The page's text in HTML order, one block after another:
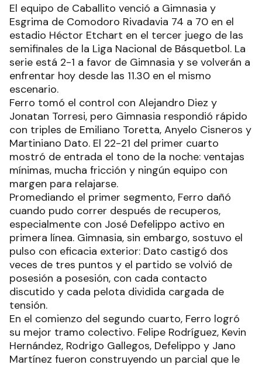
El equipo de Caballito venció a Gimnasia y
Esgrima de Comodoro Rivadavia 74 a 70 en el
estadio Héctor Etchart en el tercer juego de las
semifinales de la Liga Nacional de Básquetbol. La
serie está 2-1 a favor de Gimnasia y se volverán a
enfrentar hoy desde las 11.30 en el mismo
escenario.
Ferro tomó el control con Alejandro Diez y
Jonatan Torresi, pero Gimnasia respondió rápido
con triples de Emiliano Toretta, Anyelo Cisneros y
Martiniano Dato. El 22-21 del primer cuarto
mostró de entrada el tono de la noche: ventajas
mínimas, mucha fricción y ningún equipo con
margen para relajarse.
Promediando el primer segmento, Ferro dañó
cuando pudo correr después de recuperos,
especialmente con José Defelippo activo en
primera línea. Gimnasia, sin embargo, sostuvo el
pulso con eficacia exterior: Dato castigó dos
veces de tres puntos y el partido se volvió de
posesión a posesión, con cada contacto
discutido y cada pelota dividida cargada de
tensión.
En el comienzo del segundo cuarto, Ferro logró
su mejor tramo colectivo. Felipe Rodríguez, Kevin
Hernández, Rodrigo Gallegos, Defelippo y Jano
Martínez fueron construyendo un parcial que le